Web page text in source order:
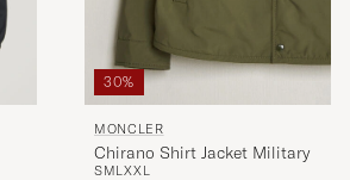
30%
MONCLER
Chirano Shirt Jacket Military
SMLXXL